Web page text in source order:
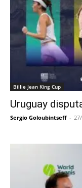
Billie Jean King Cup
Uruguay
Sergio Goloubintseff -